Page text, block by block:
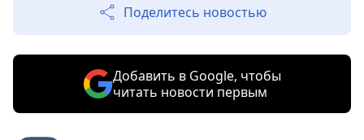
Поделитесь новостью
Добавить в Google, чтобы
читать новости первым